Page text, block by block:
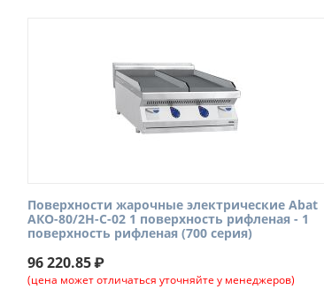
Поверхности жарочные электрические Abat
АКО-80/2Н-С-02 1 поверхность рифленая - 1
поверхность рифленая (700 серия)
96 220.85₽
(цена может отличаться уточняйте у менеджеров)